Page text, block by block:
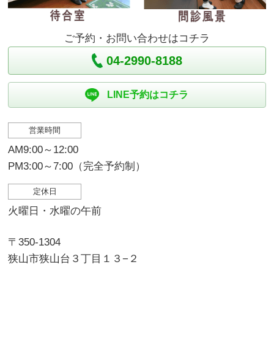
ご予約・お問い合わせはコチラ
04-2990-8188
LINE予約はコチラ
営業時間
AM9:00～12:00
PM3:00～7:00（完全予約制）
定休日
火曜日・水曜の午前
〒350-1304
狭山市狭山台３丁目１３−２